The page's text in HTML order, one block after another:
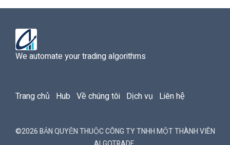
We automate your trading algorithms
Trang chủ Hub Về chúng tôi Dịch vụ Liên hệ
©2026 BẢN QUYỀN THUỘC CÔNG TY TNHH MỘT THÀNH VIÊN